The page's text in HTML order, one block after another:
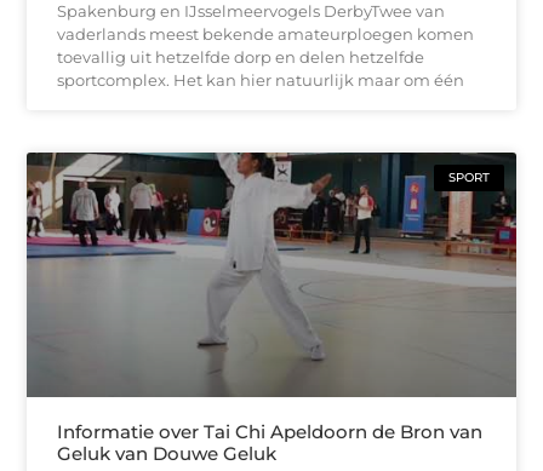
Spakenburg en IJsselmeervogels DerbyTwee van
vaderlands meest bekende amateurploegen komen
toevallig uit hetzelfde dorp en delen hetzelfde
sportcomplex. Het kan hier natuurlijk maar om één
SPORT
Informatie over Tai Chi Apeldoorn de Bron van
Geluk van Douwe Geluk